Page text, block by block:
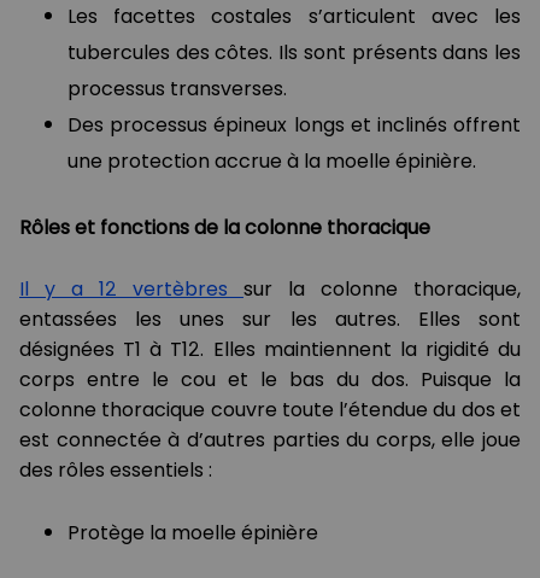
Les facettes costales s’articulent avec les
tubercules des côtes. Ils sont présents dans les
processus transverses.
Des processus épineux longs et inclinés offrent
une protection accrue à la moelle épinière.
Rôles et fonctions de la colonne thoracique
Il y a 12 vertèbres sur la colonne thoracique,
entassées les unes sur les autres. Elles sont
désignées T1 à T12. Elles maintiennent la rigidité du
corps entre le cou et le bas du dos. Puisque la
colonne thoracique couvre toute l’étendue du dos et
est connectée à d’autres parties du corps, elle joue
des rôles essentiels :
Protège la moelle épinière